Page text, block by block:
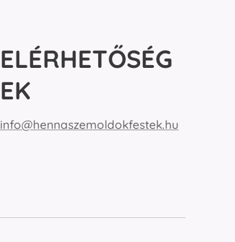
ELÉRHETŐSÉG
EK
info@hennaszemoldokfestek.hu